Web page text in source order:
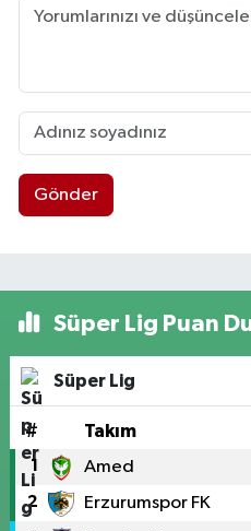
Gönder
Süper Lig Puan
Süper Lig
# Takım
1 Amed
2 Erzurumspor FK